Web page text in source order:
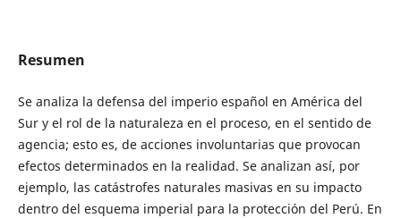
Resumen
Se analiza la defensa del imperio español en América del
Sur y el rol de la naturaleza en el proceso, en el sentido de
agencia; esto es, de acciones involuntarias que provocan
efectos determinados en la realidad. Se analizan así, por
ejemplo, las catástrofes naturales masivas en su impacto
dentro del esquema imperial para la protección del Perú. En